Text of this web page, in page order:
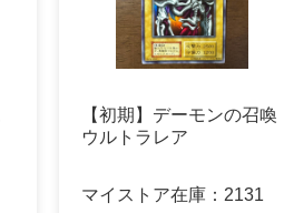
【初期】デーモンの召喚
ウルトラレア
マイストア在庫： 2131